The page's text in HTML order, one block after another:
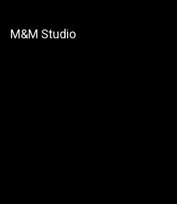
M&M Studio